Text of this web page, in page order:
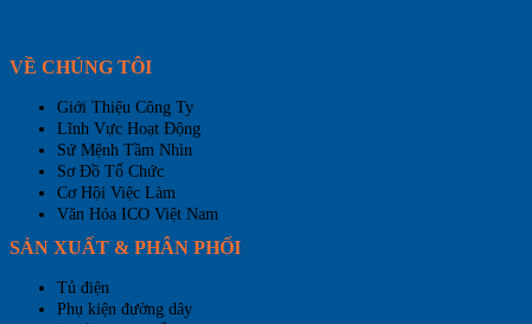
VỀ CHÚNG TÔI
Giới Thiệu Công Ty
Lĩnh Vực Hoạt Động
Sứ Mệnh Tầm Nhìn
Sơ Đồ Tổ Chức
Cơ Hội Việc Làm
Văn Hóa ICO Việt Nam
SẢN XUẤT & PHÂN PHỐI
Tủ điện
Phụ kiện đường dây